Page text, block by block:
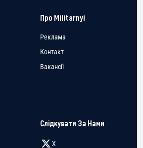
Про Militarnyi
Реклама
Контакт
Вакансії
Слідкувати За Нами
X